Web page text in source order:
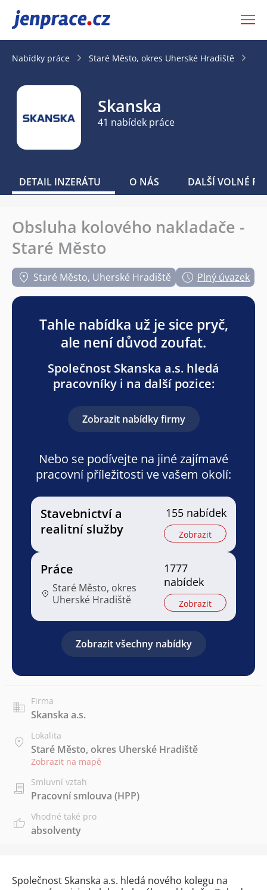
JenPráce.cz
Nabídky práce Staré Město, okres Uherské Hradiště
Skanska
41 nabídek práce
DETAIL INZERÁTU O NÁS DALŠÍ VOLNÉ
Obsluha kolového nakladače -
Staré Město
Staré Město, Uherské Hradiště Plný úvazek
Tahle nabídka už je sice pryč,
ale není důvod zoufat.
Společnost Skanska a.s. hledá
pracovníky i na další pozice:
Zobrazit nabídky firmy
Nebo se podívejte na jiné zajímavé
pracovní příležitosti ve vašem okolí:
Stavebnictví a
realitní služby
155 nabídek
Zobrazit
Práce
Staré Město, okres
Uherské Hradiště
1777
nabídek
Zobrazit
Zobrazit všechny nabídky
Firma
Skanska a.s.
Lokalita
Staré Město, okres Uherské Hradiště
Zobrazit na mapě
Smluvní vztah
Pracovní smlouva (HPP)
Vhodné také pro
absolventy
Společnost Skanska a.s. hledá nového kolegu na